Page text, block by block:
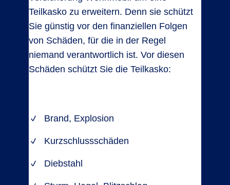
Teilkasko zu erweitern. Denn sie schützt
Sie günstig vor den finanziellen Folgen
von Schäden, für die in der Regel
niemand verantwortlich ist. Vor diesen
Schäden schützt Sie die Teilkasko:
Brand, Explosion
Kurzschlussschäden
Diebstahl